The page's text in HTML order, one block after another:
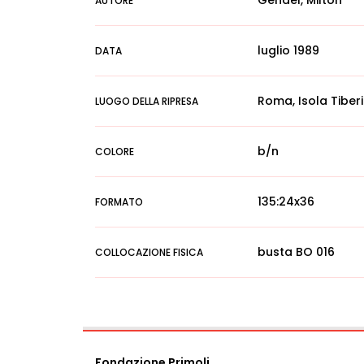
DATA luglio 1989
LUOGO DELLA RIPRESA Roma, Isola
COLORE b/n
FORMATO 135:24x36
COLLOCAZIONE FISICA busta BO 016